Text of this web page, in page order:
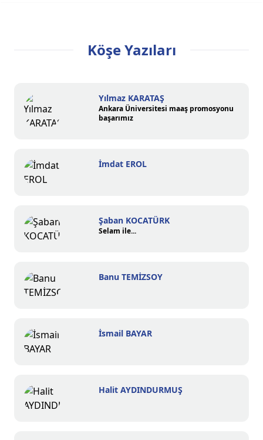
Köşe Yazıları
Yılmaz KARATAŞ
Ankara Üniversitesi maaş promosyonu
başarımız
İmdat EROL
Şaban KOCATÜRK
Selam ile...
Banu TEMİZSOY
İsmail BAYAR
Halit AYDINDURMUŞ